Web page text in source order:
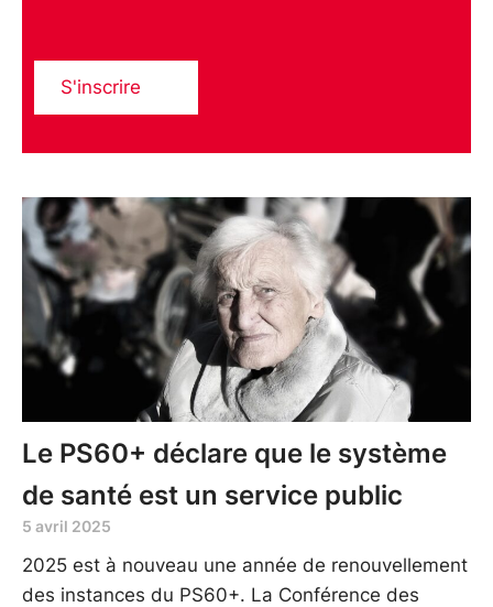
S'inscrire
Le PS60+ déclare que le système
de santé est un service public
5 avril 2025
2025 est à nouveau une année de renouvellement
des instances du PS60+. La Conférence des